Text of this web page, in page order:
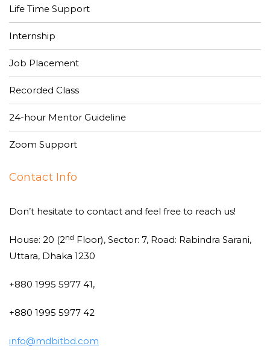
Life Time Support
Internship
Job Placement
Recorded Class
24-hour Mentor Guideline
Zoom Support
Contact Info
Don’t hesitate to contact and feel free to reach us!
House: 20 (2nd Floor), Sector: 7, Road: Rabindra Sarani,
Uttara, Dhaka 1230
+880 1995 5977 41,
+880 1995 5977 42
info@mdbitbd.com